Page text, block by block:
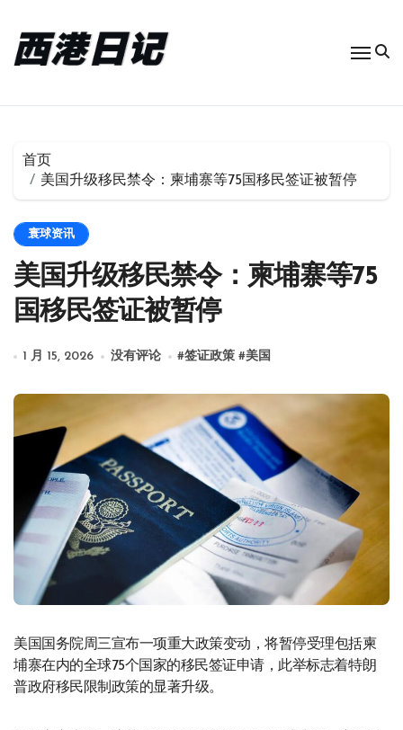
首页
美国升级移民禁令：柬埔寨等75国移民签证被暂停
寰球资讯
美国升级移民禁令：柬埔寨等75
国移民签证被暂停
1 月 15, 2026 没有评论 #签证政策 #美国
美国国务院周三宣布一项重大政策变动，将暂停受理包括柬
埔寨在内的全球75个国家的移民签证申请，此举标志着特朗
普政府移民限制政策的显著升级。